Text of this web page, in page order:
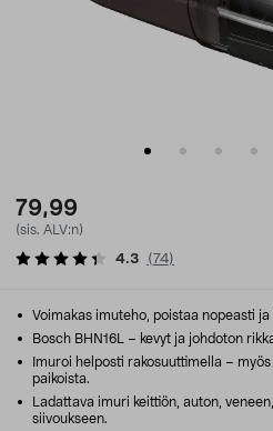
79,99
(sis. ALV:n)
4.3 (74)
Voimakas imuteho, poistaa nopeasti
Bosch BHN16L – kevyt ja johdoton
Imuroi helposti rakosuuttimella –
paikoista.
Ladattava imuri keittiön, auton,
siivoukseen.